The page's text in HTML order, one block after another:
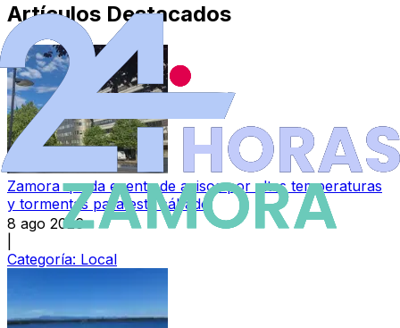
Artículos Destacados
Zamora queda exenta de avisos por altas temperaturas
y tormentas para este sábado
8 ago 2026
Categoría: Local